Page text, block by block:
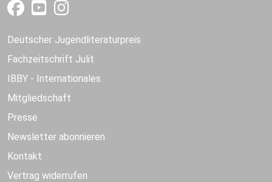
Deutscher Jugendliteraturpreis
Fachzeitschrift Julit
IBBY - Internationales
Mitgliedschaft
Presse
Newsletter abonnieren
Kontakt
Vertrag widerrufen